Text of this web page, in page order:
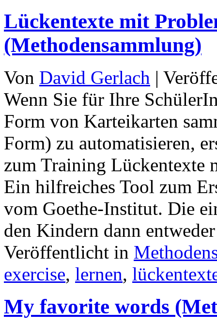
Lückentexte mit
(Methodensammlung)
Von David Gerlach |
Wenn Sie für Ihre
Form von Karteikarten
Form) zu automatisieren,
zum Training Lückentexte
Ein hilfreiches Tool zum
vom Goethe-Institut. Die
den Kindern dann
Veröffentlicht in
exercise, lernen,
My favorite words